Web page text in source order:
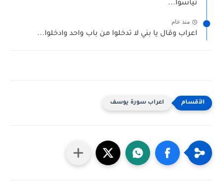
تيأسوا...
منذ عام
اعراب وقال يا بني لا تدخلوا من باب واحد وادخلوا...
اعراب سورة يوسف